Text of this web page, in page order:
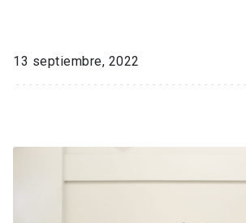
13 septiembre, 2022